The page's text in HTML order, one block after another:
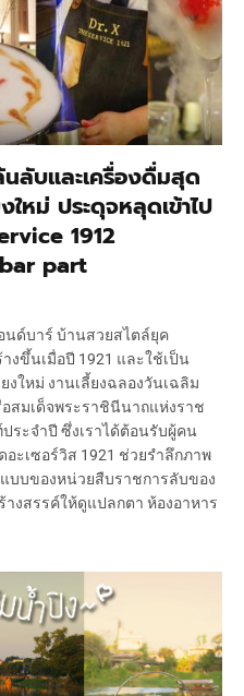
ลับและเครื่องดื่มสุด
หม่ ประดุจหลุดเข้าไป
1912
part
อนด์บาร์ บ้านสวยสไตล์ยุค
ขึ้นเมื่อปี 1921 และใช้เป็น
งใหม่ งานเลี้ยงฉลองวันเฉลิม
สมเด็จพระราชินีนาถแห่งราช
ระจำปี ซึ่งเราได้ต้อนรับผู้คน
ะเซอร์วิส 1921 ช่วยรำลึกภาพ
บบของหน่วยสืบราชการลับของ
งสรรค์ให้ดูแปลกตา ห้องอาหาร